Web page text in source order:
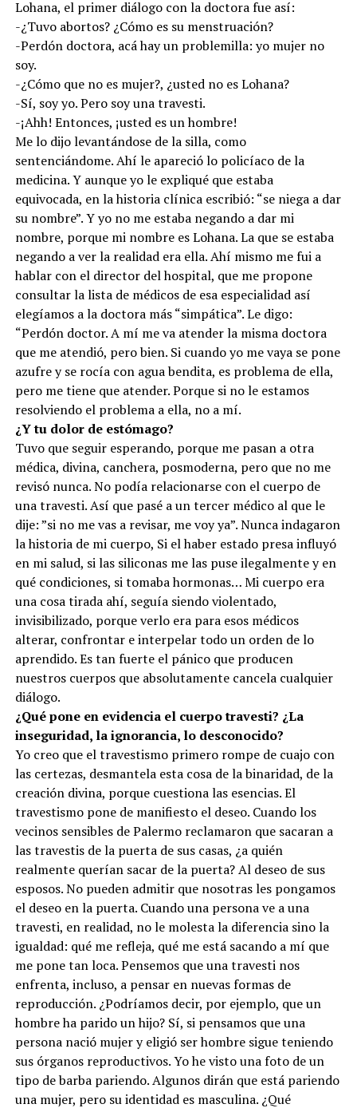
Lohana, el primer diálogo con la doctora fue así:
-¿Tuvo abortos? ¿Cómo es su menstruación?
-Perdón doctora, acá hay un problemilla: yo mujer no
soy.
-¿Cómo que no es mujer?, ¿usted no es Lohana?
-Sí, soy yo. Pero soy una travesti.
-¡Ahh! Entonces, ¡usted es un hombre!
Me lo dijo levantándose de la silla, como
sentenciándome. Ahí le apareció lo policíaco de la
medicina. Y aunque yo le expliqué que estaba
equivocada, en la historia clínica escribió: “se niega a dar
su nombre”. Y yo no me estaba negando a dar mi
nombre, porque mi nombre es Lohana. La que se estaba
negando a ver la realidad era ella. Ahí mismo me fui a
hablar con el director del hospital, que me propone
consultar la lista de médicos de esa especialidad así
elegíamos a la doctora más “simpática”. Le digo:
“Perdón doctor. A mí me va atender la misma doctora
que me atendió, pero bien. Si cuando yo me vaya se pone
azufre y se rocía con agua bendita, es problema de ella,
pero me tiene que atender. Porque si no le estamos
resolviendo el problema a ella, no a mí.
¿Y tu dolor de estómago?
Tuvo que seguir esperando, porque me pasan a otra
médica, divina, canchera, posmoderna, pero que no me
revisó nunca. No podía relacionarse con el cuerpo de
una travesti. Así que pasé a un tercer médico al que le
dije: ”si no me vas a revisar, me voy ya”. Nunca indagaron
la historia de mi cuerpo, Si el haber estado presa influyó
en mi salud, si las siliconas me las puse ilegalmente y en
qué condiciones, si tomaba hormonas… Mi cuerpo era
una cosa tirada ahí, seguía siendo violentado,
invisibilizado, porque verlo era para esos médicos
alterar, confrontar e interpelar todo un orden de lo
aprendido. Es tan fuerte el pánico que producen
nuestros cuerpos que absolutamente cancela cualquier
diálogo.
¿Qué pone en evidencia el cuerpo travesti? ¿La
inseguridad, la ignorancia, lo desconocido?
Yo creo que el travestismo primero rompe de cuajo con
las certezas, desmantela esta cosa de la binaridad, de la
creación divina, porque cuestiona las esencias. El
travestismo pone de manifiesto el deseo. Cuando los
vecinos sensibles de Palermo reclamaron que sacaran a
las travestis de la puerta de sus casas, ¿a quién
realmente querían sacar de la puerta? Al deseo de sus
esposos. No pueden admitir que nosotras les pongamos
el deseo en la puerta. Cuando una persona ve a una
travesti, en realidad, no le molesta la diferencia sino la
igualdad: qué me refleja, qué me está sacando a mí que
me pone tan loca. Pensemos que una travesti nos
enfrenta, incluso, a pensar en nuevas formas de
reproducción. ¿Podríamos decir, por ejemplo, que un
hombre ha parido un hijo? Sí, si pensamos que una
persona nació mujer y eligió ser hombre sigue teniendo
sus órganos reproductivos. Yo he visto una foto de un
tipo de barba pariendo. Algunos dirán que está pariendo
una mujer, pero su identidad es masculina. ¿Qué